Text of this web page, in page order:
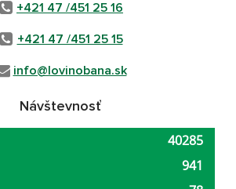
+421 47 /451 25 16
+421 47 /451 25 15
info@lovinobana.sk
Návštevnosť